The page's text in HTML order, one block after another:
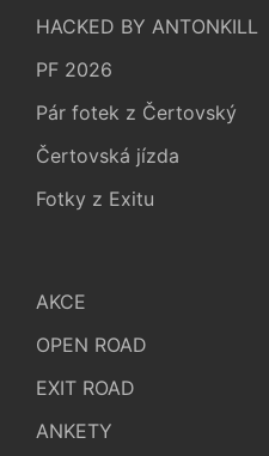
HACKED BY ANTONKILL
PF 2026
Pár fotek z Čertovský
Čertovská jízda
Fotky z Exitu
AKCE
OPEN ROAD
EXIT ROAD
ANKETY